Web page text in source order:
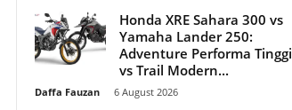
Honda XRE Sahara 300 vs
Yamaha Lander 250:
Adventure Performa Tinggi
vs Trail Modern...
Daffa Fauzan 6 August 2026